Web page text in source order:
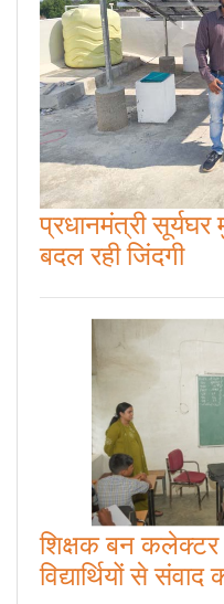
प्रधानमंत्री
बदल रही जिंदगी
शिक्षक बन कलेक्टर
विद्यार्थियों से